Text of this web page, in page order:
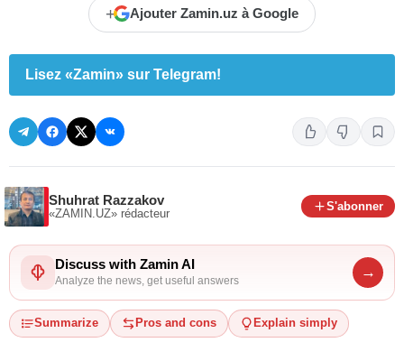
+ Ajouter Zamin.uz à Google
Lisez «Zamin» sur Telegram!
Shuhrat Razzakov
«ZAMIN.UZ» rédacteur
S'abonner
Discuss with Zamin AI
Analyze the news, get useful answers
→
Summarize Pros and cons Explain simply